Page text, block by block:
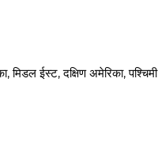
मिडल ईस्ट, दक्षिण अमेरिका,